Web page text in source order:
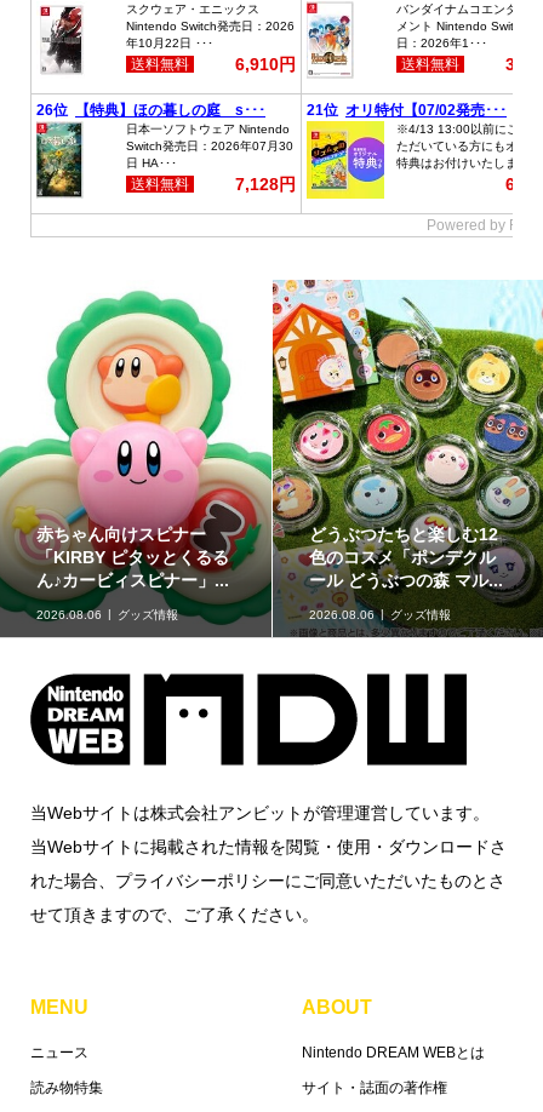
赤ちゃん向けスピナー
「KIRBY ピタッとくるる
ん♪カービィスピナー」...
2026.08.06 グッズ情報
どうぶつたちと楽しむ12
色のコスメ「ポンデクル
ール どうぶつの森 マル...
2026.08.06 グッズ情報
当Webサイトは株式会社アンビットが管理運営しています。
当Webサイトに掲載された情報を閲覧・使用・ダウンロードさ
れた場合、プライバシーポリシーにご同意いただいたものとさ
せて頂きますので、ご了承ください。
MENU
ニュース
読み物特集
ABOUT
Nintendo DREAM WEBとは
サイト・誌面の著作権